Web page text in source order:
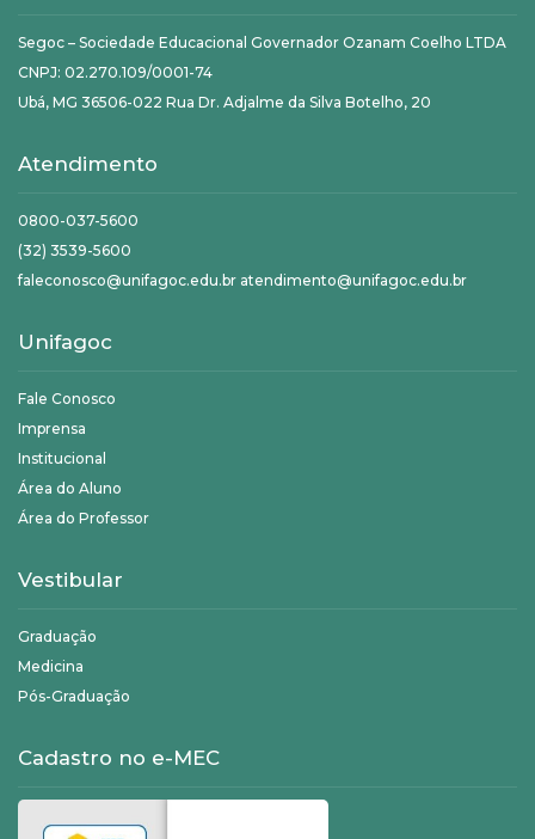
Segoc – Sociedade Educacional Governador Ozanam Coelho LTDA
CNPJ: 02.270.109/0001-74
Ubá, MG 36506-022 Rua Dr. Adjalme da Silva Botelho, 20
Atendimento
0800-037-5600
(32) 3539-5600
faleconosco@unifagoc.edu.br atendimento@unifagoc.edu.br
Unifagoc
Fale Conosco
Imprensa
Institucional
Área do Aluno
Área do Professor
Vestibular
Graduação
Medicina
Pós-Graduação
Cadastro no e-MEC